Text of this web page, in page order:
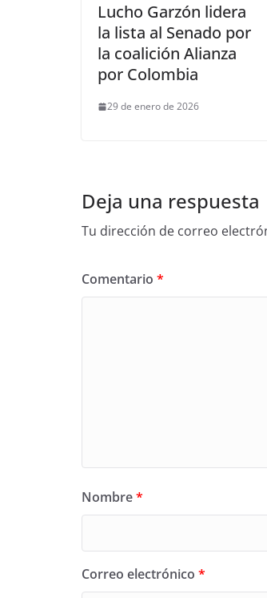
Lucho Garzón lidera
la lista al Senado por
la coalición Alianza
por Colombia
29 de enero de 2026
Deja una respuesta
Tu dirección de correo
Comentario *
Nombre*
Correo electrónico *